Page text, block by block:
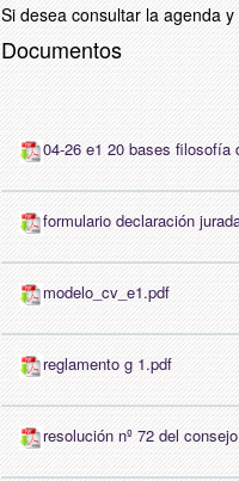
Si desea consultar la agenda
Documentos
04-26 e1 20 bases filosofía
formulario declaración
modelo_cv_e1.pdf
reglamento g 1.pdf
resolución nº 72 del